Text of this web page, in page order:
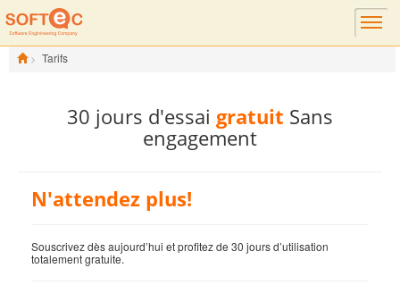
Tarifs
30 jours d'essai gratuit Sans
engagement
N'attendez plus!
Souscrivez dès aujourd’hui et profitez de 30 jours d’utilisation
totalement gratuite.